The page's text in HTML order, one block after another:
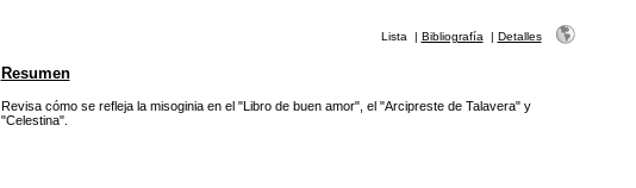
Lista | Bibliografía | Detalles
Resumen
Revisa cómo se refleja la misoginia en el "Libro de buen amor", el "Arcipreste de Talavera" y
"Celestina".